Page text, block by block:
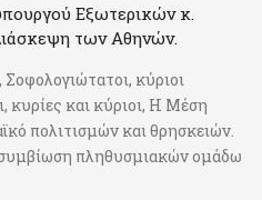
Εξωτερικών κ.
των Αθηνών.
κύριοι
κυρίες και κύριοι, Η Μέση
πολιτισμών και θρησκειών.
συμβίωση πληθυσμιακών ομάδω